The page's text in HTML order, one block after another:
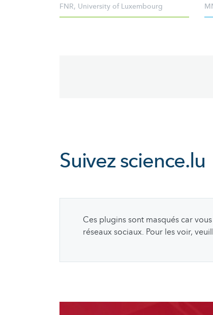
FNR, University of Luxembourg
Suivezscience.lu
Ces plugins sont masqués car
réseaux sociaux. Pour les voir,